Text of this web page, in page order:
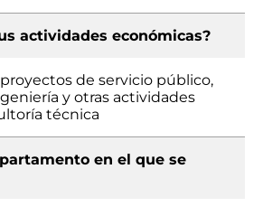
actividades económicas?
de servicio público,
y otras actividades
técnica
en el que se